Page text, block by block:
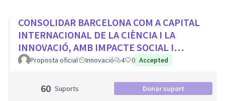
CONSOLIDAR BARCELONA COM A CAPITAL
INTERNACIONAL DE LA CIÈNCIA I LA
INNOVACIÓ, AMB IMPACTE SOCIAL I
PROTAGONISME CIUTADÀ
Proposta oficial Innovació 4 0 Accepted
60 Suports Donar suport